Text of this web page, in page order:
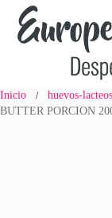
Saltar
contenido
Inicio / huevos-lacteos
BUTTER PORCION